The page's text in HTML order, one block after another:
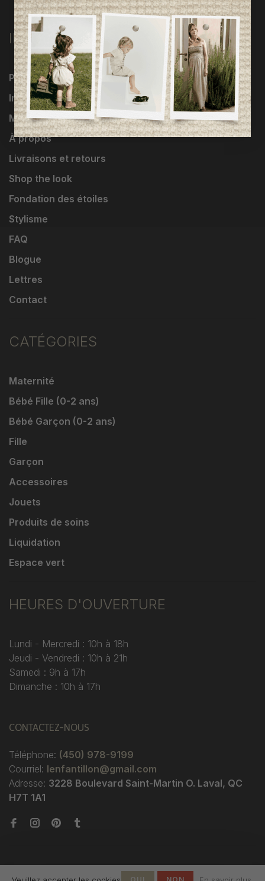
INFORMATIONS
Programme Loyauté
Influenceuses
Marques
À propos
Livraisons et retours
Shop the look
Fondation des étoiles
Stylisme
FAQ
Blogue
Lettres
Contact
CATÉGORIES
Maternité
Bébé Fille (0-2 ans)
Bébé Garçon (0-2 ans)
Fille
Garçon
Accessoires
Jouets
Produits de soins
Liquidation
Espace vert
HEURES D'OUVERTURE
Lundi - Mercredi : 10h à 18h
Jeudi - Vendredi : 10h à 21h
Samedi : 9h à 17h
Dimanche : 10h à 17h
CONTACTEZ-NOUS
Téléphone: (450) 978-9199
Courriel: lenfantillon@gmail.com
Adresse: 3228 Boulevard Saint-Martin O. Laval, QC
H7T 1A1